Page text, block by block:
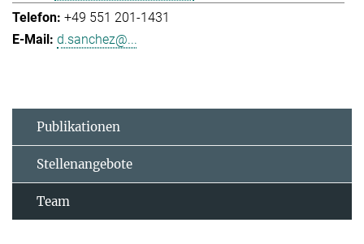
+49 551 201-1431
d.sanchez@...
Publikationen
Stellenangebote
Team